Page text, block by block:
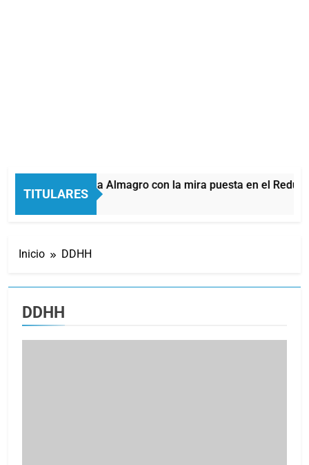
TITULARES
recibe a Almagro con la mira puesta en el Reducido
Minutos Atrás
Inicio DDHH
DDHH